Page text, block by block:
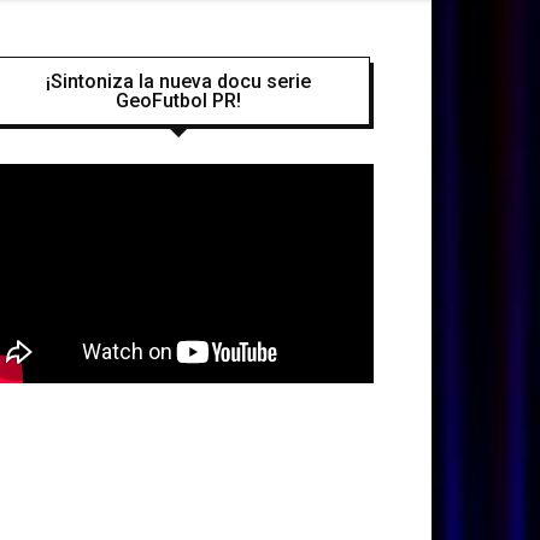
¡Sintoniza la nueva docu serie
GeoFutbol PR!